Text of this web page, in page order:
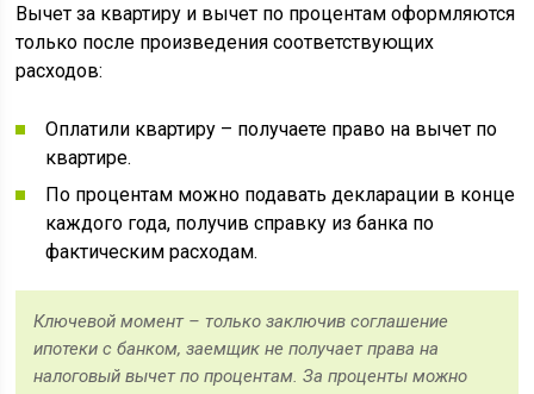
Вычет за квартиру и вычет по процентам оформляются
только после произведения соответствующих
расходов:
Оплатили квартиру – получаете право на вычет по
квартире.
По процентам можно подавать декларации в конце
каждого года, получив справку из банка по
фактическим расходам.
Ключевой момент – только заключив соглашение
ипотеки с банком, заемщик не получает права на
налоговый вычет по процентам. За проценты можно